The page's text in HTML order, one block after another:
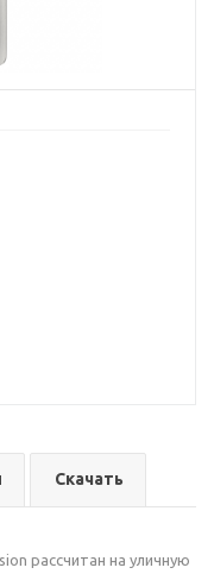
Скачать
рассчитан на уличную